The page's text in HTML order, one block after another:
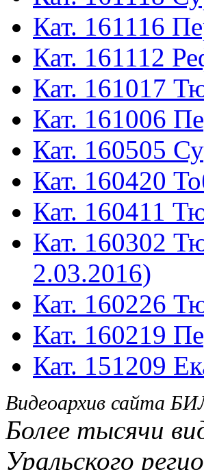
Кат. 161116
Кат. 161112
Кат. 161017
Кат. 161006
Кат. 160505
Кат. 160420
Кат. 160411
Кат. 160302
2.03.2016)
Кат. 160226
Кат. 160219
Кат. 151209
Видеоархив сайта
Более тысячи
Уральского